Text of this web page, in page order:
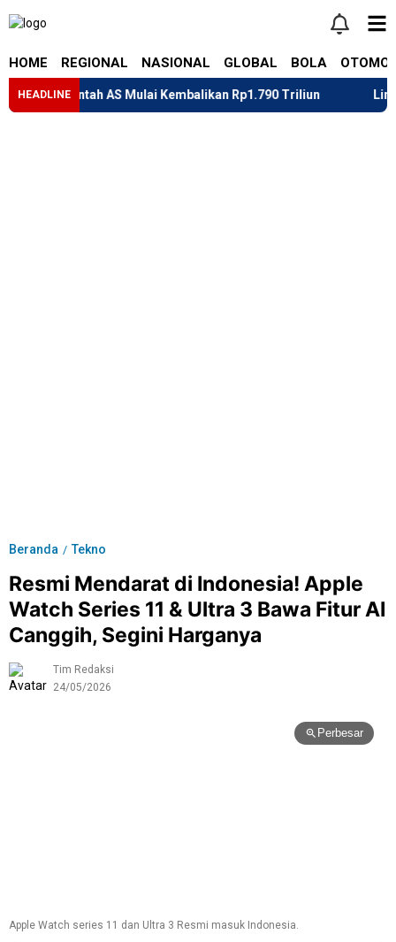
HOME REGIONAL NASIONAL GLOBAL BOLA
HEADLINEAS Mulai Kembalikan Rp1.790 Triliun Lindungi
Beranda / Tekno
Resmi Mendarat di Indonesia! Apple
Watch Series 11 & Ultra 3 Bawa Fitur AI
Canggih, Segini Harganya
Tim Redaksi
24/05/2026
Apple Watch series 11 dan Ultra 3 Resmi masuk Indonesia.
Perbesar